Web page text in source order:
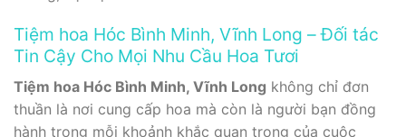
Tiệm hoa Hóc Bình Minh, Vĩnh Long – Đối tác
Tin Cậy Cho Mọi Nhu Cầu Hoa Tươi
Tiệm hoa Hóc Bình Minh, Vĩnh Long không chỉ đơn
thuần là nơi cung cấp hoa mà còn là người bạn đồng
hành trong mỗi khoảnh khắc quan trọng của cuộc